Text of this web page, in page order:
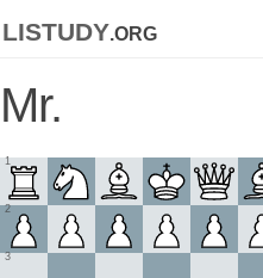
listudy.org
Mr.
1
2
3